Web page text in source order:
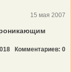
15 мая 2007
Комментариев: 0